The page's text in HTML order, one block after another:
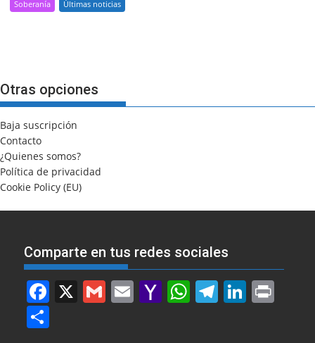
Soberanía Últimas noticias
Otras opciones
Baja suscripción
Contacto
¿Quienes somos?
Política de privacidad
Cookie Policy (EU)
Comparte en tus redes sociales
F X G E Y W T Li